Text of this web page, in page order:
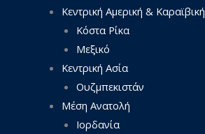
Κεντρική Αμερική & Καραϊβική
Κόστα Ρίκα
Μεξικό
Κεντρική Ασία
Ουζμπεκιστάν
Μέση Ανατολή
Ιορδανία